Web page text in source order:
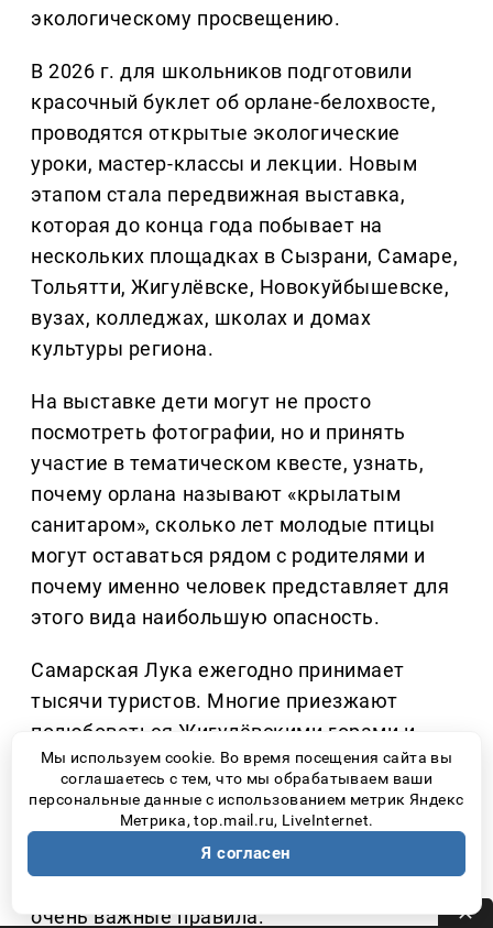
экологическому просвещению.
В 2026 г. для школьников подготовили
красочный буклет об орлане-белохвосте,
проводятся открытые экологические
уроки, мастер-классы и лекции. Новым
этапом стала передвижная выставка,
которая до конца года побывает на
нескольких площадках в Сызрани, Самаре,
Тольятти, Жигулёвске, Новокуйбышевске,
вузах, колледжах, школах и домах
культуры региона.
На выставке дети могут не просто
посмотреть фотографии, но и принять
участие в тематическом квесте, узнать,
почему орлана называют «крылатым
санитаром», сколько лет молодые птицы
могут оставаться рядом с родителями и
почему именно человек представляет для
этого вида наибольшую опасность.
Самарская Лука ежегодно принимает
тысячи туристов. Многие приезжают
полюбоваться Жигулёвскими горами и
волжскими пейзажами, даже не
подозревая, что рядом могут находиться
гнезда краснокнижных птиц. Именно
поэтому специалисты национального
очень важные правила:
Мы используем cookie. Во время посещения сайта вы
соглашаетесь с тем, что мы обрабатываем ваши
персональные данные с использованием метрик Яндекс
Метрика, top.mail.ru, LiveInternet.
Я согласен